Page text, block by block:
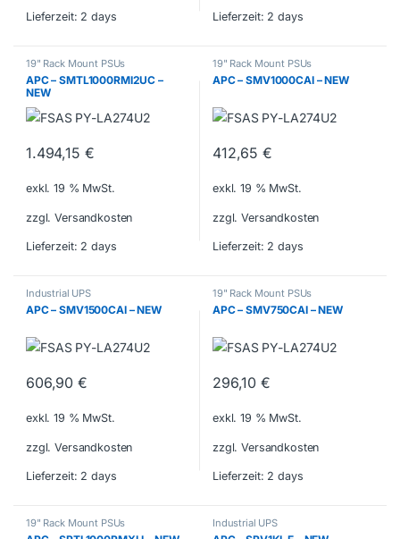
Lieferzeit: 2 days Lieferzeit: 2 days
19" Rack Mount PSUs
APC – SMTL1000RMI2UC –
NEW
1.494,15 €
exkl. 19 % MwSt.
zzgl. Versandkosten
Lieferzeit: 2 days
19" Rack Mount PSUs
APC – SMV1000CAI – NEW
412,65€
exkl. 19 % MwSt.
zzgl. Versandkosten
Lieferzeit: 2 days
Industrial UPS
APC – SMV1500CAI – NEW
606,90€
exkl. 19 % MwSt.
zzgl. Versandkosten
Lieferzeit: 2 days
19" Rack Mount PSUs
APC – SMV750CAI – NEW
296,10€
exkl. 19 % MwSt.
zzgl. Versandkosten
Lieferzeit: 2 days
19" Rack Mount PSUs Industrial UPS